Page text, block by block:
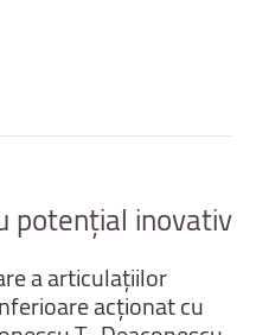
potențial inovativ
aarticulațiilor
acționatcu